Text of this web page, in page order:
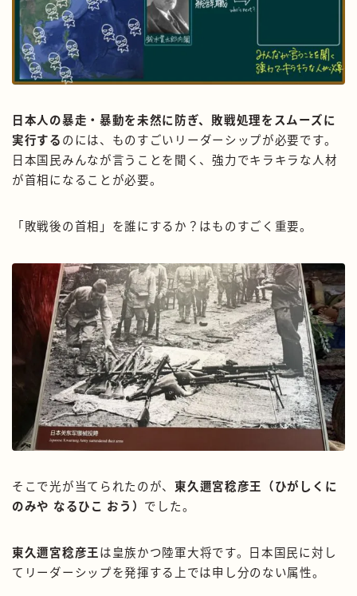
日本人の暴走・暴動を未然に防ぎ、敗戦処理をスムーズに
実行する のには、ものすごいリーダーシップが必要です。
日本国民みんなが言うことを聞く、強力でキラキラな人材
が首相になることが必要。
「敗戦後の首相」を誰にするか？はものすごく重要。
そこで光が当てられたのが、東久邇宮稔彦王（ひがしくに
のみや なるひこ おう） でした。
東久邇宮稔彦王は皇族かつ陸軍大将です。日本国民に対し
てリーダーシップを発揮する上では申し分のない属性。